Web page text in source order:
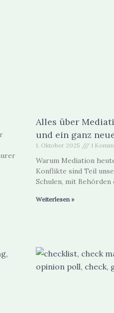
Alles über
und ein ganz
1. Oktober 2025 1
Warum Mediation
Konflikte sind Teil
Schulen, mit
Weiterlesen »